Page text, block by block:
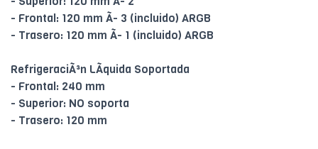
- Frontal: 120 mm Ã- 3 (incluido) ARGB
- Trasero: 120 mm Ã- 1 (incluido) ARGB
RefrigeraciÃ³n LÃ­quida Soportada
- Frontal: 240 mm
- Superior: NO soporta
- Trasero: 120 mm